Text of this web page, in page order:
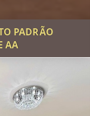
PADRÃO
AA